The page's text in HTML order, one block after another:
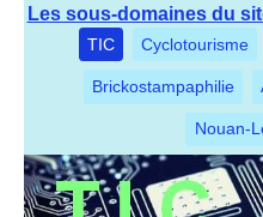
Les sous-domaines du
TIC Cyclotourisme
Brickostampaphilie
Nouan-